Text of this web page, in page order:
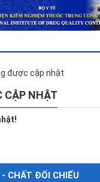
được cập nhật
CẬP NHẬT
CHẤT ĐỐI CHIẾU